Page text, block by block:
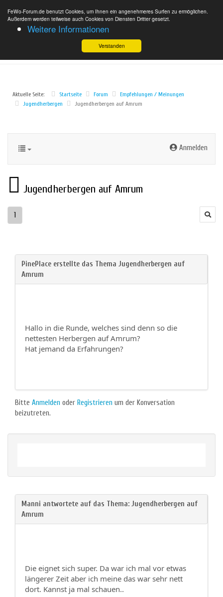
FeWo-Forum.de benutzt Cookies, um Ihnen ein angenehmeres Surfen zu ermöglichen.
Außerdem werden teilweise auch Cookies von Diensten Dritter gesetzt.
Weitere Informationen
Verstanden
Aktuelle Seite: Startseite Forum
Empfehlungen / Meinungen
Jugendherbergen
Jugendherbergen auf Amrum
Anmelden
Jugendherbergen auf Amrum
1
Hallo in die Runde, welches sind denn so die
nettesten Herbergen auf Amrum?
Hat jemand da Erfahrungen?
Bitte Anmelden oder Registrieren um der Konversation
beizutreten.
Die eignet sich super. Da war ich mal vor etwas
längerer Zeit aber ich meine das war sehr nett
dort. Kannst ja mal schauen..